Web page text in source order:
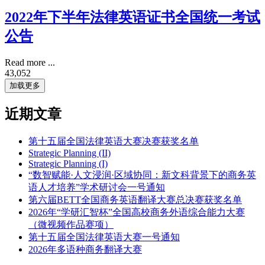
2022年下半年法律英语证书全国统一考试
公告
Read more ...
43,052
加载更多
近期文章
第十五届全国法律英语大赛决赛获奖名单
Strategic Planning (II)
Strategic Planning (I)
“数智赋能·人文浸润·区域协同：新文科背景下的商务英
语人才培养”学术研讨会一号通知
第六届BETT全国商务英语翻译大赛总决赛获奖名单
2026年“学研汇智杯”全国高校商务外语综合能力大赛
（微视频作品赛项）
第十五届全国法律英语大赛一号通知
2026年多语种商务翻译大赛